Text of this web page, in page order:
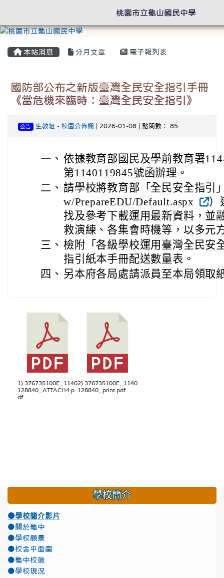
本站消息 分月文章 電子報列表
國防部公布之新版臺灣全民安全指引手冊
《當危機來臨時：臺灣全民安全指引》
公告 生教組 - 校園公佈欄 | 2026-01-08 | 點閱數： 85
一、 依據教育部國民及學前教育署
第1140119845號函辦理。
二、 請學校將教育部「全民安全指引
w/PrepareEDU/Default.aspx
）
找及參考下載運用最新資料，並
救演練、各集會時機等，以多元
三、 檢附「各級學校運用臺灣全民安
指引紙本手冊配送數量表。
四、 另本府各局處請派員至本局領取
1) 376735100E_1140
128840_ATTACH4.p
df
2) 376735100E_1140
128840_print.pdf
學校簡介
●學校簡介影片
●關於龜中
●學校願景
●校舍平面圖
●龜中校徽
●學校現況
桃園市立龜山國民中學